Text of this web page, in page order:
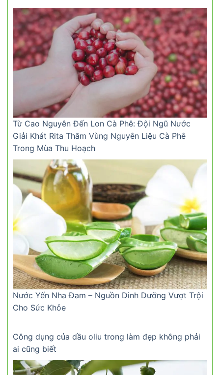
Từ Cao Nguyên Đến Lon Cà Phê: Đội Ngũ Nước
Giải Khát Rita Thăm Vùng Nguyên Liệu Cà Phê
Trong Mùa Thu Hoạch
Nước Yến Nha Đam – Nguồn Dinh Dưỡng Vượt Trội
Cho Sức Khỏe
Công dụng của dầu oliu trong làm đẹp không phải
ai cũng biết